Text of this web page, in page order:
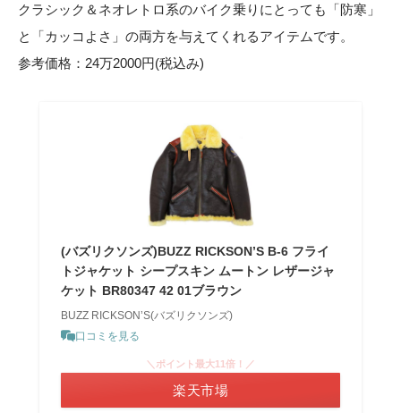
クラシック＆ネオレトロ系のバイク乗りにとっても「防寒」
と「カッコよさ」の両方を与えてくれるアイテムです。
参考価格：24万2000円(税込み)
(バズリクソンズ)BUZZ RICKSON’S B-6 フライ
トジャケット シープスキン ムートン レザージャ
ケット BR80347 42 01ブラウン
BUZZ RICKSON’S(バズリクソンズ)
口コミを見る
＼ポイント最大11倍！／
楽天市場